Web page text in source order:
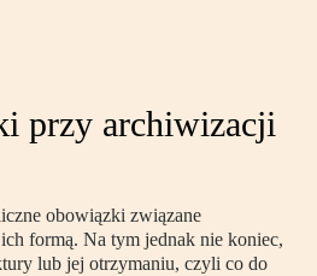
przy archiwizacji
obowiązki związane
formą. Na tym jednak nie koniec,
lub jej otrzymaniu, czyli co do